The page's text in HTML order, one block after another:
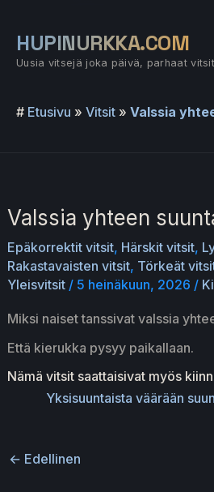
sisältöön
HUPINURKKA.COM
Uusia vitsejä joka päivä, parhaat
# Etusivu » Vitsit » Valssia
Valssia yhteen
Epäkorrektit vitsit, Härskit vitsit,
Rakastavaisten vitsit, Törkeät
Yleisvitsit/ 5 heinäkuun, 2026 /
Miksi naiset tanssivat valssia
Että kierukka pysyy paikallaan.
Nämä vitsit saattaisivat myös
Yksisuuntaista väärään
← Edellinen